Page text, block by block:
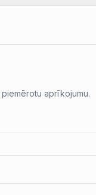
aprīkojumu.